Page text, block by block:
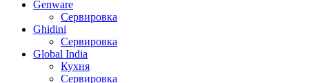
Genware
Сервировка
Ghidini
Сервировка
Global India
Кухня
Сервировка